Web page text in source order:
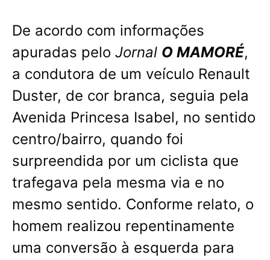
De acordo com informações
apuradas pelo Jornal O MAMORÉ,
a condutora de um veículo Renault
Duster, de cor branca, seguia pela
Avenida Princesa Isabel, no sentido
centro/bairro, quando foi
surpreendida por um ciclista que
trafegava pela mesma via e no
mesmo sentido. Conforme relato, o
homem realizou repentinamente
uma conversão à esquerda para